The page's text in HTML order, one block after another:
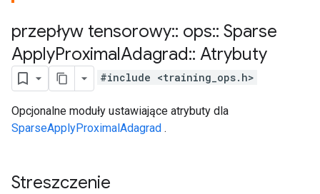
przepływ tensorowy:: ops:: Sparse
ApplyProximalAdagrad:: Atrybuty
#include <training_ops.h>
Opcjonalne moduły ustawiające atrybuty dla
SparseApplyProximalAdagrad .
Streszczenie